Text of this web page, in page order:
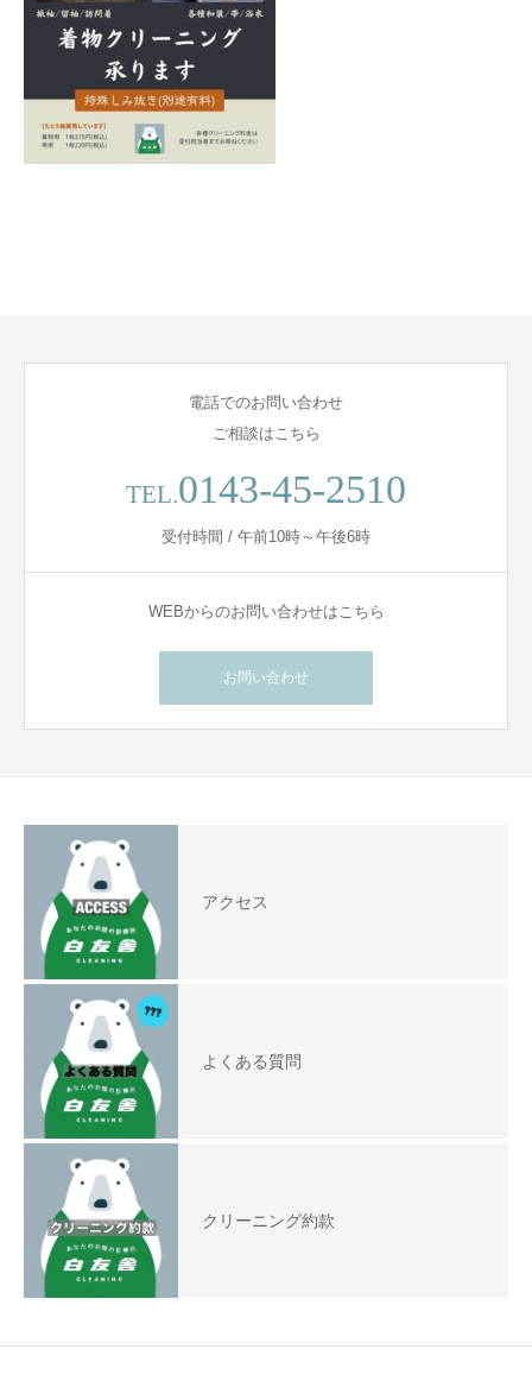
電話でのお問い合わせ
ご相談はこちら
TEL.0143-45-2510
受付時間 / 午前10時～午後6時
WEBからのお問い合わせはこちら
お問い合わせ
アクセス
よくある質問
クリーニング約款